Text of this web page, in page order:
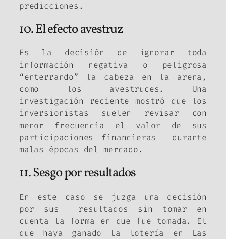
predicciones.
10. El efecto avestruz
Es la decisión de ignorar toda
información negativa o peligrosa
“enterrando” la cabeza en la arena,
como los avestruces. Una
investigación reciente mostró que los
inversionistas suelen revisar con
menor frecuencia el valor de sus
participaciones financieras durante
malas épocas del mercado.
11. Sesgo por resultados
En este caso se juzga una decisión
por sus resultados sin tomar en
cuenta la forma en que fue tomada. El
que haya ganado la lotería en Las